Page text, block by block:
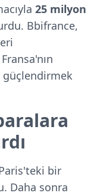
25 milyon
Bbifrance,
güçlendirmek
bir
Daha sonra